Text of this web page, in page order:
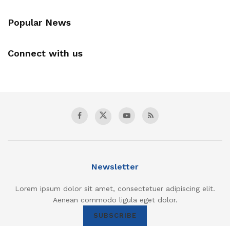
Popular News
Connect with us
Newsletter
Lorem ipsum dolor sit amet, consectetuer adipiscing elit.
Aenean commodo ligula eget dolor.
SUBSCRIBE